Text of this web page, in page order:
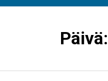
Päivä: